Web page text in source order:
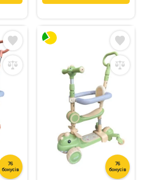
76
бонусів
76
бонусів